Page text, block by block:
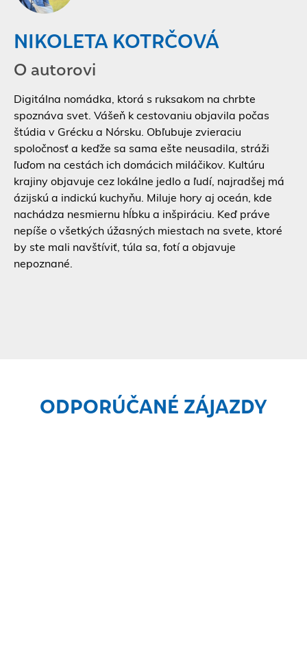
NIKOLETA KOTRČOVÁ
O autorovi
Digitálna nomádka, ktorá s ruksakom na chrbte
spoznáva svet. Vášeň k cestovaniu objavila počas
štúdia v Grécku a Nórsku. Obľubuje zvieraciu
spoločnosť a keďže sa sama ešte neusadila, stráži
ľuďom na cestách ich domácich miláčikov. Kultúru
krajiny objavuje cez lokálne jedlo a ľudí, najradšej má
ázijskú a indickú kuchyňu. Miluje hory aj oceán, kde
nachádza nesmiernu hĺbku a inšpiráciu. Keď práve
nepíše o všetkých úžasných miestach na svete, ktoré
by ste mali navštíviť, túla sa, fotí a objavuje
nepoznané.
ODPORÚČANÉ ZÁJAZDY